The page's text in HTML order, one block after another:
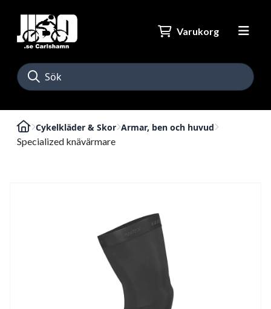
Varukorg
Cykelkläder & Skor Armar, ben och huvud
Specialized knävärmare